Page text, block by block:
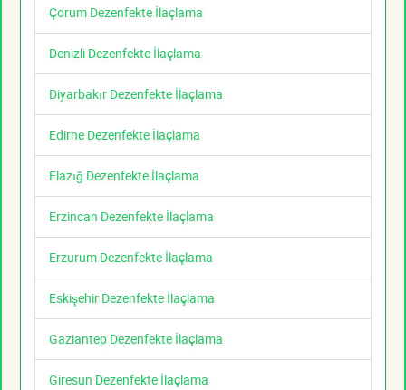
Çorum Dezenfekte İlaçlama
Denizli Dezenfekte İlaçlama
Diyarbakır Dezenfekte İlaçlama
Edirne Dezenfekte İlaçlama
Elazığ Dezenfekte İlaçlama
Erzincan Dezenfekte İlaçlama
Erzurum Dezenfekte İlaçlama
Eskişehir Dezenfekte İlaçlama
Gaziantep Dezenfekte İlaçlama
Giresun Dezenfekte İlaçlama